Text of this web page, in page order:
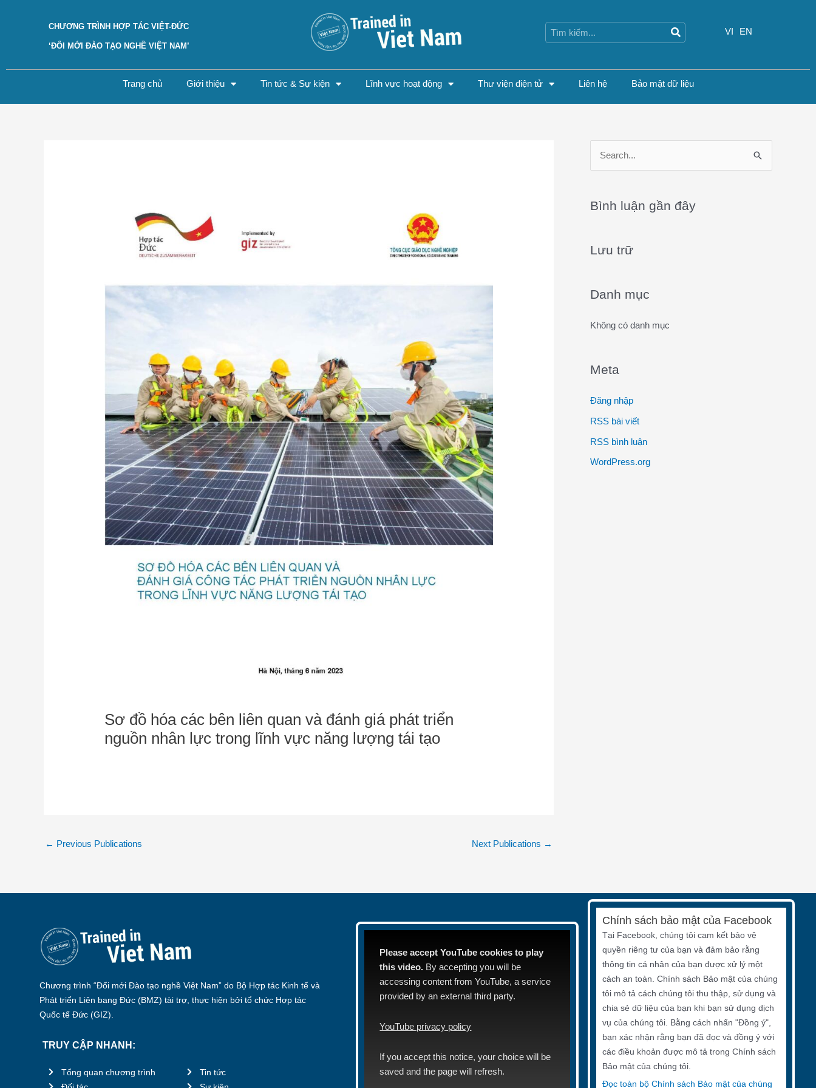
CHƯƠNG TRÌNH HỢP TÁC VIỆT-ĐỨC
‘ĐỔI MỚI ĐÀO TẠO NGHỀ VIỆT NAM’
VI
EN
Trang chủ Giới thiệu Tin tức & Sự kiện Lĩnh vực hoạt động Thư viện điện tử Liên hệ Bảo mật dữ liệu
Sơ đồ hóa các bên liên quan và đánh giá phát triển
nguồn nhân lực trong lĩnh vực năng lượng tái tạo
← Previous Publications Next Publications →
r
h
:
Bình luận gần đây
Lưu trữ
Danh mục
Không có danh mục
Meta
Đăng nhập
RSS bài viết
RSS bình luận
WordPress.org
Chương trình “Đổi mới Đào tạo nghề Việt Nam” do Bộ Hợp tác Kinh tế và
Phát triển Liên bang Đức (BMZ) tài trợ, thực hiện bởi tổ chức Hợp tác
Quốc tế Đức (GIZ).
TRUY CẬP NHANH:
Tổng quan chương trình
Tin tức
Please accept YouTube cookies to play
this video. By accepting you will be
accessing content from YouTube, a service
provided by an external third party.
YouTube privacy policy
If you accept this notice, your choice will be
saved and the page will refresh.
Chính sách bảo mật của Facebook
Tại Facebook, chúng tôi cam kết bảo vệ
quyền riêng tư của bạn và đảm bảo rằng
thông tin cá nhân của bạn được xử lý một
cách an toàn. Chính sách Bảo mật của chúng
tôi mô tả cách chúng tôi thu thập, sử dụng và
chia sẻ dữ liệu của bạn khi bạn sử dụng dịch
vụ của chúng tôi. Bằng cách nhấn "Đồng ý",
bạn xác nhận rằng bạn đã đọc và đồng ý với
các điều khoản được mô tả trong Chính sách
Bảo mật của chúng tôi.
Đọc toàn bộ Chính sách Bảo mật của chúng